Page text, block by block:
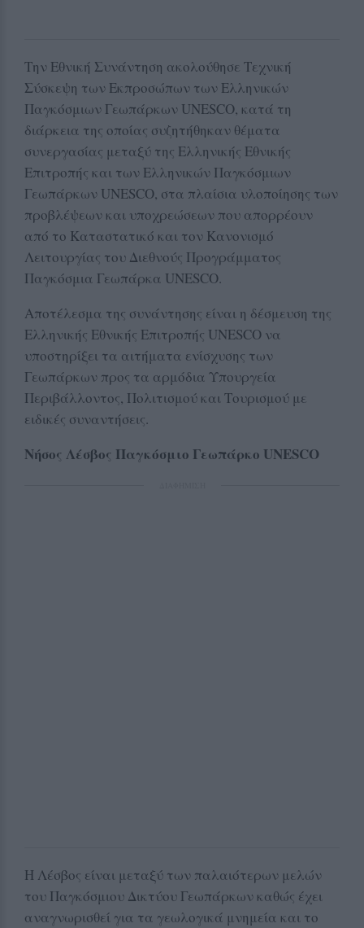
Την Εθνική Συνάντηση ακολούθησε Τεχνική
Σύσκεψη των Εκπροσώπων των Ελληνικών
Παγκόσμιων Γεωπάρκων UNESCO, κατά τη
διάρκεια της οποίας συζητήθηκαν θέματα
συνεργασίας μεταξύ της Ελληνικής Εθνικής
Επιτροπής και των Ελληνικών Παγκόσμιων
Γεωπάρκων UNESCO, στα πλαίσια υλοποίησης των
προβλέψεων και υποχρεώσεων που απορρέουν
από το Καταστατικό και τον Κανονισμό
Λειτουργίας του Διεθνούς Προγράμματος
Παγκόσμια Γεωπάρκα UNESCO.
Αποτέλεσμα της συνάντησης είναι η δέσμευση της
Ελληνικής Εθνικής Επιτροπής UNESCO να
υποστηρίξει τα αιτήματα ενίσχυσης των
Γεωπάρκων προς τα αρμόδια Υπουργεία
Περιβάλλοντος, Πολιτισμού και Τουρισμού με
ειδικές συναντήσεις.
Νήσος Λέσβος Παγκόσμιο Γεωπάρκο UNESCO
Η Λέσβος είναι μεταξύ των παλαιότερων μελών
του Παγκόσμιου Δικτύου Γεωπάρκων καθώς έχει
αναγνωρισθεί για τα γεωλογικά μνημεία και το